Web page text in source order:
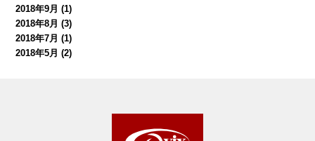
2018年9月 (1)
2018年8月 (3)
2018年7月 (1)
2018年5月 (2)